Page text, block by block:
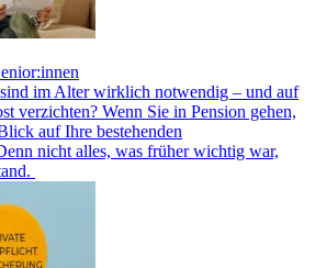
im Alter wirklich notwendig – und auf
verzichten? Wenn Sie in Pension gehen,
auf Ihre bestehenden
nicht alles, was früher wichtig war,